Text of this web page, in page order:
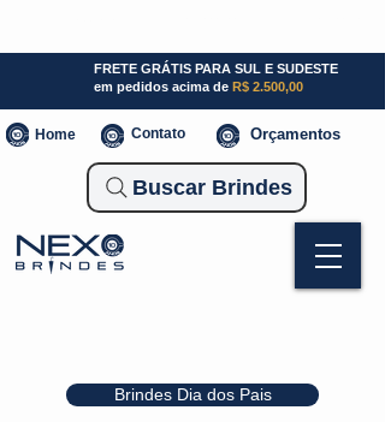
Brindes Dia dos Pais
FRETE GRÁTIS PARA SUL E SUDESTE
em pedidos acima de R$ 2.500,00
Home Contato Orçamentos
Buscar Brindes